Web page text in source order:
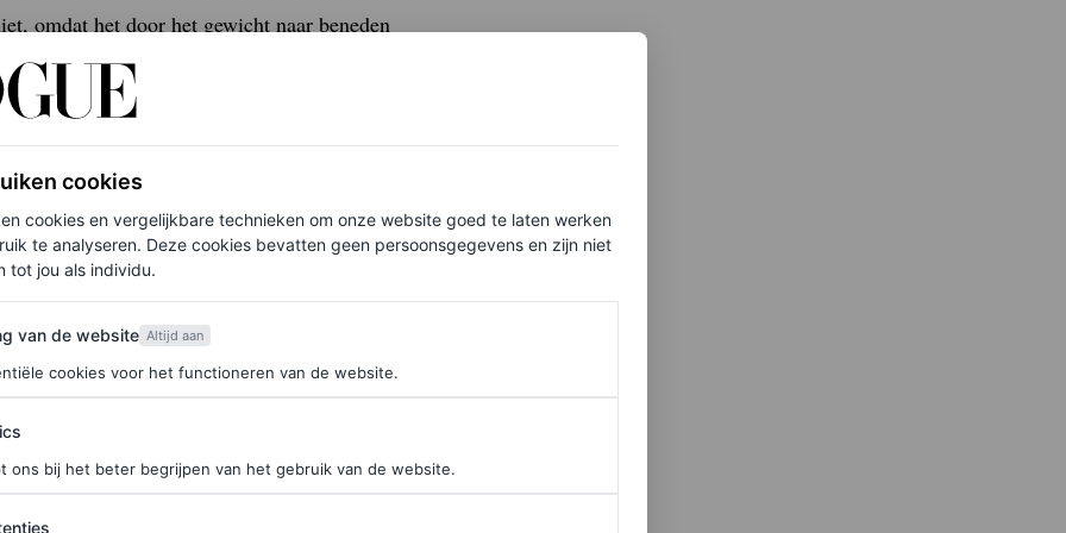
omdat het door het gewicht naar beneden
product of elke tool ter wereld gebruiken en
het gezicht, korter haar aan de voorkant kan
en zijkanten van het hoofd. Vooral als je ouder
helpen het een beetje dikker te maken”, zegt
uit te zien als de
cookies
cookies en vergelijkbare technieken om onze website goed te laten werken
te analyseren. Deze cookies bevatten geen persoonsgegevens en zijn niet
tot jou als individu.
de website
van de website Altijd aan
cookies voor het functioneren van de website.
ons bij het beter begrijpen van het gebruik van de website.